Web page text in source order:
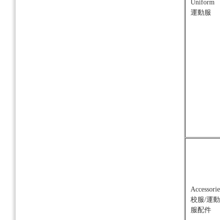
Uniform
運動服
校服/運動
服配件